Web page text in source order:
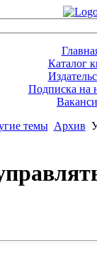
Каталог
Подписка на
темы Архив